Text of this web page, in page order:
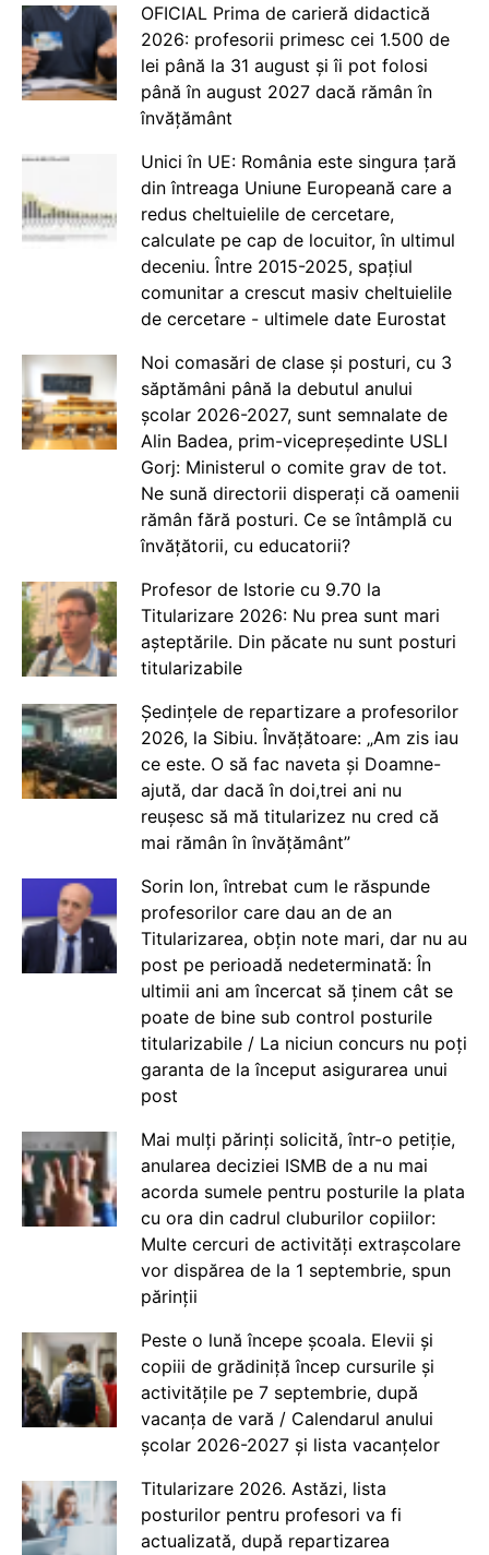
OFICIAL Prima de carieră didactică
2026: profesorii primesc cei 1.500 de
lei până la 31 august și îi pot folosi
până în august 2027 dacă rămân în
învățământ
Unici în UE: România este singura țară
din întreaga Uniune Europeană care a
redus cheltuielile de cercetare,
calculate pe cap de locuitor, în ultimul
deceniu. Între 2015-2025, spațiul
comunitar a crescut masiv cheltuielile
de cercetare - ultimele date Eurostat
Noi comasări de clase și posturi, cu 3
săptămâni până la debutul anului
școlar 2026-2027, sunt semnalate de
Alin Badea, prim-vicepreședinte USLI
Gorj: Ministerul o comite grav de tot.
Ne sună directorii disperați că oamenii
rămân fără posturi. Ce se întâmplă cu
învățătorii, cu educatorii?
Profesor de Istorie cu 9.70 la
Titularizare 2026: Nu prea sunt mari
așteptările. Din păcate nu sunt posturi
titularizabile
Ședințele de repartizare a profesorilor
2026, la Sibiu. Învățătoare: „Am zis iau
ce este. O să fac naveta și Doamne-
ajută, dar dacă în doi,trei ani nu
reușesc să mă titularizez nu cred că
mai rămân în învățământ”
Sorin Ion, întrebat cum le răspunde
profesorilor care dau an de an
Titularizarea, obțin note mari, dar nu au
post pe perioadă nedeterminată: În
ultimii ani am încercat să ținem cât se
poate de bine sub control posturile
titularizabile / La niciun concurs nu poți
garanta de la început asigurarea unui
post
Mai mulți părinți solicită, într-o petiție,
anularea deciziei ISMB de a nu mai
acorda sumele pentru posturile la plata
cu ora din cadrul cluburilor copiilor:
Multe cercuri de activități extrașcolare
vor dispărea de la 1 septembrie, spun
părinții
Peste o lună începe școala. Elevii și
copiii de grădiniță încep cursurile și
activitățile pe 7 septembrie, după
vacanța de vară / Calendarul anului
școlar 2026-2027 și lista vacanțelor
Titularizare 2026. Astăzi, lista
posturilor pentru profesori va fi
actualizată, după repartizarea